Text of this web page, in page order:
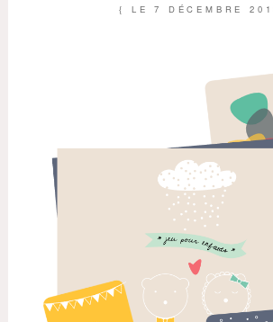
{ LE7 DÉCEMBRE